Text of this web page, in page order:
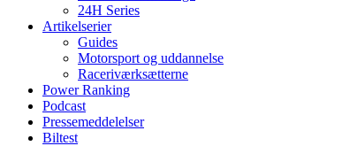
24H Series
Artikelserier
Guides
Motorsport og uddannelse
Raceriværksætterne
Power Ranking
Podcast
Pressemeddelelser
Biltest